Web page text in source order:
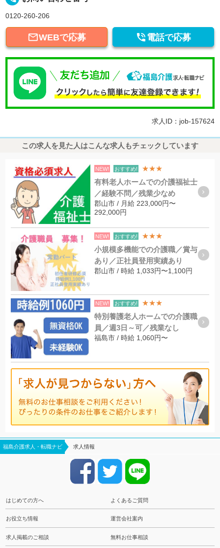
0120-260-206
WEBで応募  電話で応募
求人ID：job-157624
この求人を見た人はこんな求人もチェックしています
NEW! おすすめ! ★★★
有料老人ホームでの介護福祉士
／経験不問／残業少なめ
郡山市 / 月給 223,000円〜
292,000円
NEW! おすすめ! ★★★
小規模多機能での介護職／賞与
あり／正社員登用実績あり
郡山市 / 時給 1,033円〜1,100円
NEW! おすすめ! ★★★
特別養護老人ホームでの介護職
員／週3日～可／残業なし
福島市 / 時給 1,060円〜
福島介護求人・転職ナビ 求人情報
はじめての方へ よくあるご質問
お役立ち情報 運営会社案内
求人掲載のご相談 無料お仕事相談